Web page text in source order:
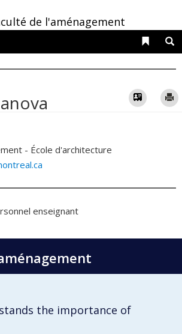
de l'aménagement
Liens
Vcard
- École d'architecture
enseignant
the importance of